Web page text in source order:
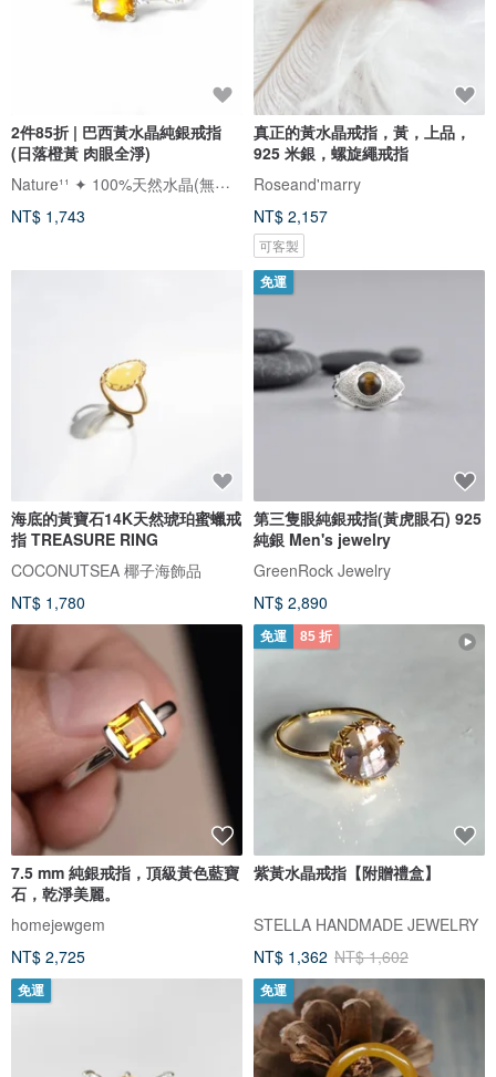
2件85折 | 巴西黃水晶純銀戒指
(日落橙黃 肉眼全淨)
Nature¹¹ ✦ 100%天然水晶(無加工)
NT$ 1,743
真正的黃水晶戒指，黃，上品，
925 米銀，螺旋繩戒指
Roseand'marry
NT$ 2,157
可客製
海底的黃寶石14K天然琥珀蜜蠟戒
指 TREASURE RING
COCONUTSEA 椰子海飾品
NT$ 1,780
免運
第三隻眼純銀戒指(黃虎眼石) 925
純銀 Men's jewelry
GreenRock Jewelry
NT$ 2,890
7.5 mm 純銀戒指，頂級黃色藍寶
石，乾淨美麗。
homejewgem
NT$ 2,725
免運 85 折
紫黃水晶戒指【附贈禮盒】
STELLA HANDMADE JEWELRY
NT$ 1,362 NT$ 1,602
免運 免運